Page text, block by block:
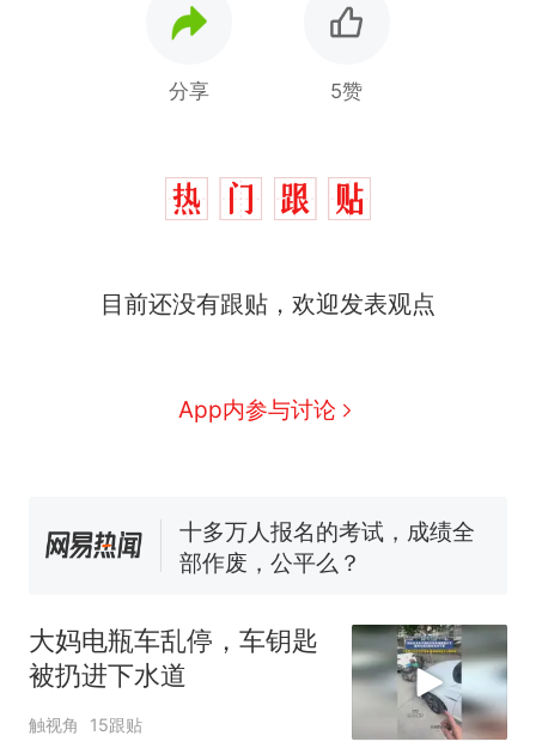
分享 5赞
目前还没有跟贴，欢迎发表观点
App内参与讨论
人生
新 搬家报价570元，搬到楼下
空调24小时开着反而更省电？
电力部门回应
试前13名均遭淘汰？教育局：
已叫停招聘，成立调查组全面
核查
“不建议大家买深色蛋糕”上热
那个在床头放菜刀的女孩，
大妈电瓶车乱停，车钥匙
被扔进下水道
触视角 15跟贴